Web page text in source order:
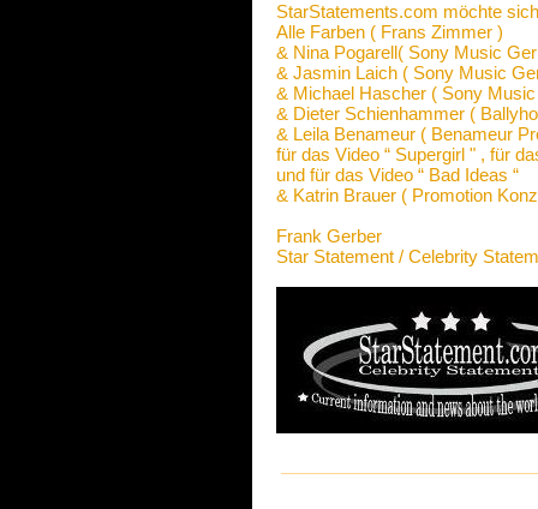
StarStatements.com möchte
Alle Farben ( Frans Zimmer )
& Nina Pogarell( Sony Music
& Jasmin Laich ( Sony Music
& Michael Hascher ( Sony
& Dieter Schienhammer (
& Leila Benameur ( Benameur
für das Video “ Supergirl " , für
und für das Video “ Bad Ideas “
& Katrin Brauer ( Promotion
Frank Gerber
Star Statement / Celebrity